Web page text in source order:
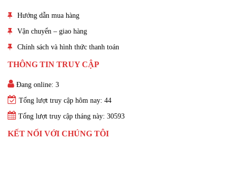
Hướng dẫn mua hàng
Vận chuyển – giao hàng
Chính sách và hình thức thanh toán
THÔNG TIN TRUY CẬP
Đang online: 3
Tổng lượt truy cập hôm nay: 44
Tổng lượt truy cập tháng này: 30593
KẾT NỐI VỚI CHÚNG TÔI